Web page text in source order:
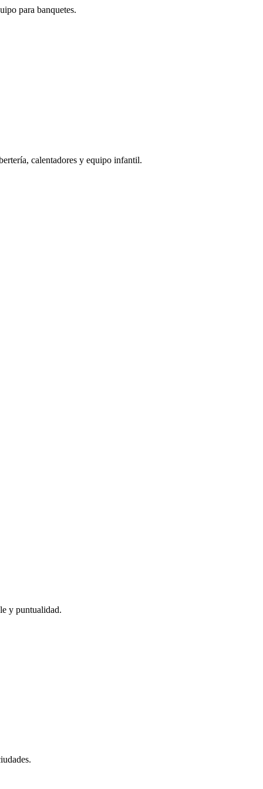
para banquetes.
calentadores y equipo infantil.
y puntualidad.